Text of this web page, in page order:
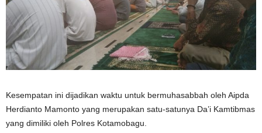
Kesempatan ini dijadikan waktu untuk bermuhasabbah oleh Aipda
Herdianto Mamonto yang merupakan satu-satunya Da’i Kamtibmas
yang dimiliki oleh Polres Kotamobagu.